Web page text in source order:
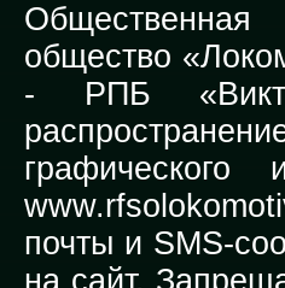
Общественная
общество
- РПБ
почты и SMS-
на сайт.